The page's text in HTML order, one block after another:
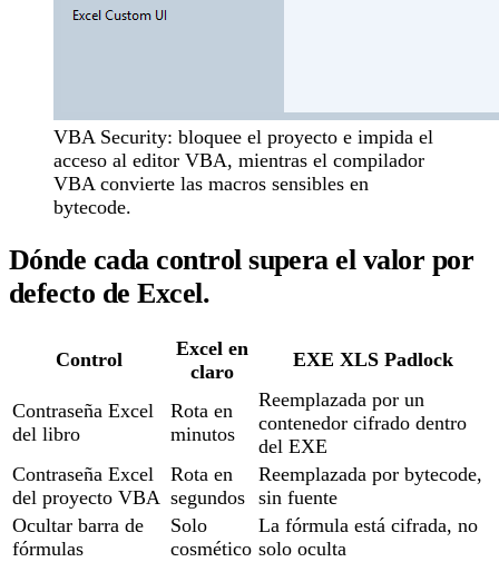
VBA Security: bloquee el proyecto e impida el
acceso al editor VBA, mientras el compilador
VBA convierte las macros sensibles en
bytecode.
Dónde cada control supera el valor por
defecto de Excel.
Control
Excel en
claro
EXE XLS Padlock
Contraseña Excel
del libro
Rota en
minutos
Reemplazada por un
contenedor cifrado dentro
del EXE
Contraseña Excel
del proyecto VBA
Rota en
segundos
Reemplazada por bytecode,
sin fuente
Ocultar barra de
fórmulas
Solo
cosmético
La fórmula está cifrada, no
solo oculta